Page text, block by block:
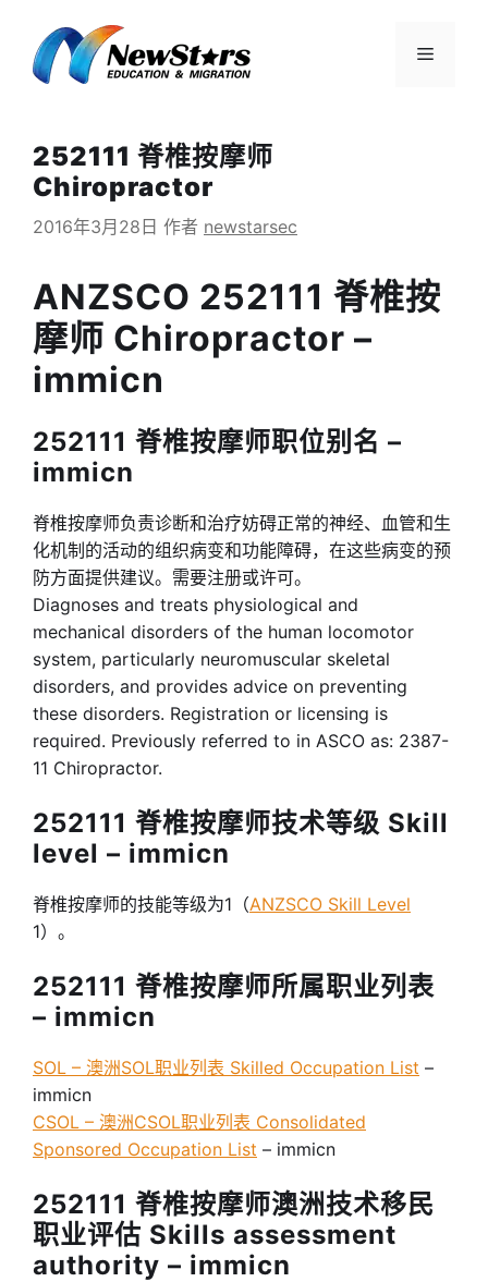
菜
252111 脊椎按摩师
Chiropractor
2016年3月28日 作者 newstarsec
ANZSCO 252111 脊椎按
摩师 Chiropractor –
immicn
252111 脊椎按摩师职位别名 –
immicn
脊椎按摩师负责诊断和治疗妨碍正常的神经、血管和生
化机制的活动的组织病变和功能障碍，在这些病变的预
防方面提供建议。需要注册或许可。
Diagnoses and treats physiological and
mechanical disorders of the human locomotor
system, particularly neuromuscular skeletal
disorders, and provides advice on preventing
these disorders. Registration or licensing is
required. Previously referred to in ASCO as: 2387-
11 Chiropractor.
252111 脊椎按摩师技术等级 Skill
level – immicn
脊椎按摩师的技能等级为1（ANZSCO Skill Level
1）。
252111 脊椎按摩师所属职业列表
– immicn
SOL – 澳洲SOL职业列表 Skilled Occupation List –
immicn
CSOL – 澳洲CSOL职业列表 Consolidated
Sponsored Occupation List – immicn
252111 脊椎按摩师澳洲技术移民
职业评估 Skills assessment
authority – immicn